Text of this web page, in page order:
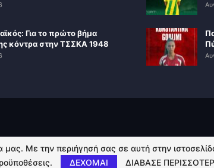
Για το πρώτο βήμα
κόντρα στην ΤΣΣΚΑ 1948
μας. Με την περιήγησή σας σε αυτή στην
ΔΕΧΟΜΑΙ ΔΙΑΒΑΣΕ